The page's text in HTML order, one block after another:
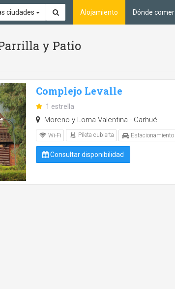
ciudades Alojamiento Dónde comer
y Patio
Complejo Levalle
1 estrella
Moreno y Loma Valentina - Carhué
Wi-Fi Pileta cubierta Estacionamiento
Consultar disponibilidad